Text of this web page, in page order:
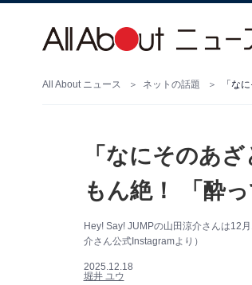
All About ニュース ネットの話題 「な
「なにそのあ
もん絶！ 「酔
Hey! Say! JUMPの山田涼介さんは12
介さん公式Instagramより）
2025.12.18
堀井 ユウ